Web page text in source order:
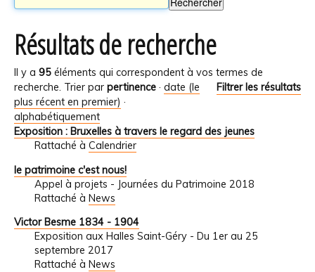
Résultats de recherche
Il y a 95 éléments qui correspondent à vos termes de
recherche.
Filtrer les résultats
Trier par pertinence · date (le
plus récent en premier) ·
alphabétiquement
Exposition : Bruxelles à travers le regard des jeunes
Rattaché à Calendrier
le patrimoine c'est nous!
Appel à projets - Journées du Patrimoine 2018
Rattaché à News
Victor Besme 1834 - 1904
Exposition aux Halles Saint-Géry - Du 1er au 25
septembre 2017
Rattaché à News